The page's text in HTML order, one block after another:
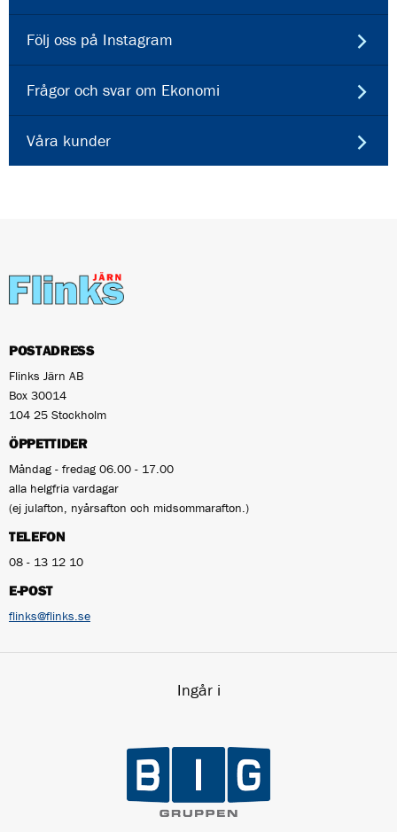
Följ oss på Instagram
Frågor och svar om Ekonomi
Våra kunder
POSTADRESS
Flinks Järn AB
Box 30014
104 25 Stockholm
ÖPPETTIDER
Måndag - fredag 06.00 - 17.00
alla helgfria vardagar
(ej julafton, nyårsafton och midsommarafton.)
TELEFON
08 - 13 12 10
E-POST
flinks@flinks.se
Ingår i